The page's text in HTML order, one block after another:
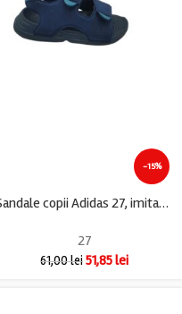
-15%
Sandale copii Adidas 27, imitatie de piele, bleumarin
27
61,00lei51,85lei